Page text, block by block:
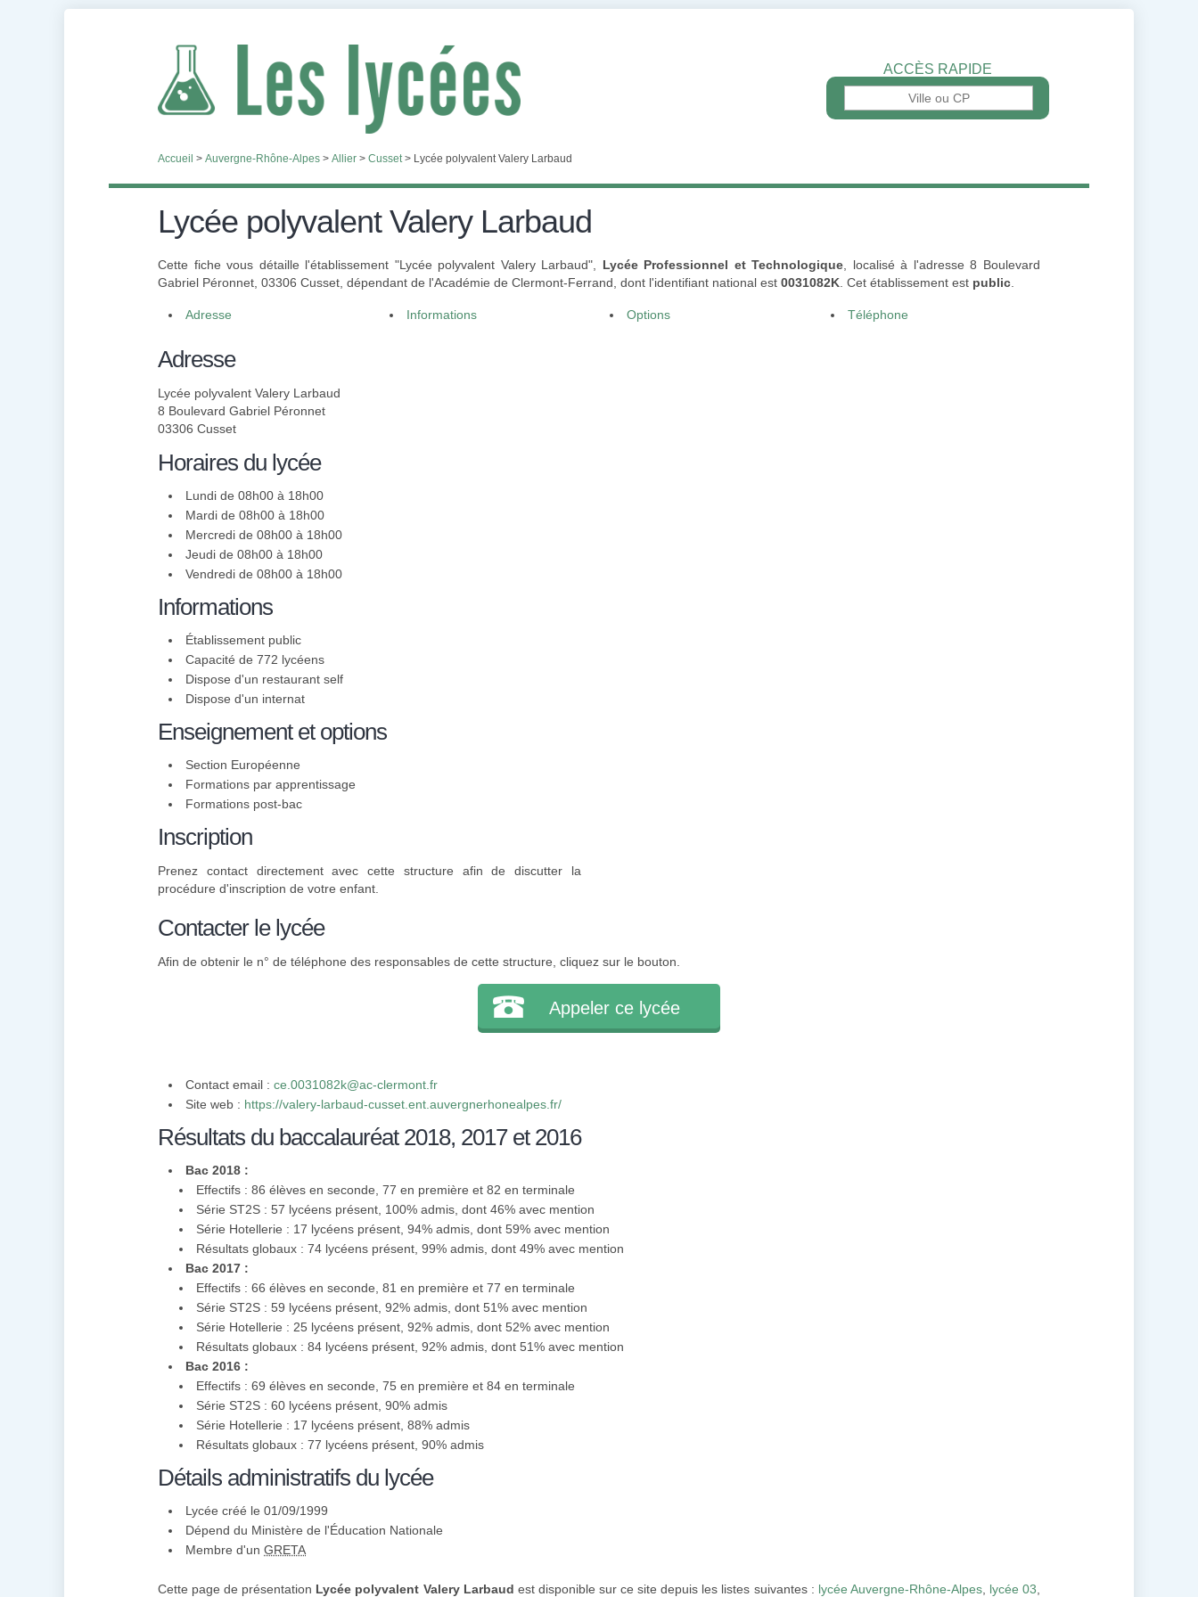
ACCÈS RAPIDE
Accueil > Auvergne-Rhône-Alpes > Allier > Cusset> Lycée polyvalent Valery Larbaud
Lycée polyvalent Valery Larbaud
Cette fiche vous détaille l'établissement "Lycée polyvalent Valery Larbaud", Lycée Professionnel et Technologique , localisé à l'adresse 8 Boulevard
Gabriel Péronnet, 03306 Cusset, dépendant de l'Académie de Clermont-Ferrand, dont l'identifiant national est 0031082K . Cet établissement est public
Adresse Informations Options Téléphone
Adresse
Lycée polyvalent Valery Larbaud
8 Boulevard Gabriel Péronnet
03306 Cusset
Horaires du lycée
Lundi de 08h00 à 18h00
Mardi de 08h00 à 18h00
Mercredi de 08h00 à 18h00
Jeudi de 08h00 à 18h00
Vendredi de 08h00 à 18h00
Informations
Établissement public
Capacité de 772 lycéens
Dispose d'un restaurant self
Dispose d'un internat
Enseignement et options
Section Européenne
Formations par apprentissage
Formations post-bac
Inscription
Prenez contact directement avec cette structure afin de discutter la
procédure d'inscription de votre enfant.
Contacter le lycée
Afin de obtenir le n° de téléphone des responsables de cette structure, cliquez sur le bouton.
Appeler ce lycée
Contact email : ce.0031082k@ac-clermont.fr
Site web : https://valery-larbaud-cusset.ent.auvergnerhonealpes.fr/
Résultats du baccalauréat 2018, 2017 et 2016
Bac 2018 :
Effectifs : 86 élèves en seconde, 77 en première et 82 en terminale
Série ST2S : 57 lycéens présent, 100% admis, dont 46% avec mention
Série Hotellerie : 17 lycéens présent, 94% admis, dont 59% avec mention
Résultats globaux : 74 lycéens présent, 99% admis, dont 49% avec mention
Bac 2017 :
Effectifs : 66 élèves en seconde, 81 en première et 77 en terminale
Série ST2S : 59 lycéens présent, 92% admis, dont 51% avec mention
Série Hotellerie : 25 lycéens présent, 92% admis, dont 52% avec mention
Résultats globaux : 84 lycéens présent, 92% admis, dont 51% avec mention
Bac 2016 :
Effectifs : 69 élèves en seconde, 75 en première et 84 en terminale
Série ST2S : 60 lycéens présent, 90% admis
Série Hotellerie : 17 lycéens présent, 88% admis
Résultats globaux : 77 lycéens présent, 90% admis
Détails administratifs du lycée
Lycée créé le 01/09/1999
Dépend du Ministère de l'Éducation Nationale
Membre d'un GRETA
Cette page de présentation Lycée polyvalent Valery Larbaud est disponible sur ce site depuis les listes suivantes : lycée Auvergne-Rhône-Alpes, lycée 03